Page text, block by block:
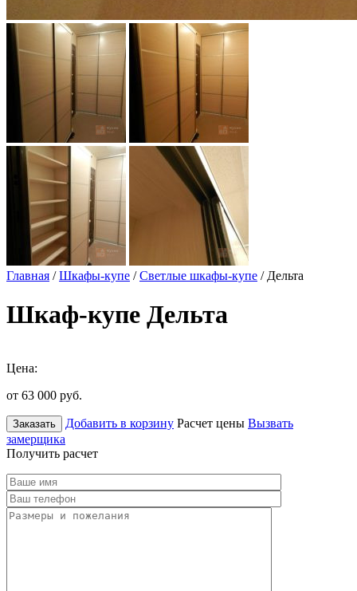
Главная /Шкафы-купе /Светлые шкафы-купе / Дельта
Шкаф-купе Дельта
Цена:
от 63 000 руб.
Заказать Добавить в корзину Расчет цены Вызвать
замерщика
Получить расчет